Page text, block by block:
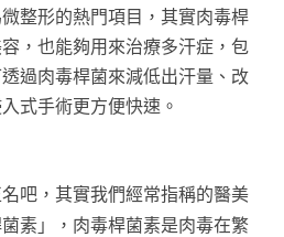
整形的熱門項目，其實肉毒桿
，也能夠用來治療多汗症，包
過肉毒桿菌來減低出汗量、改
式手術更方便快速。
吧，其實我們經常指稱的醫美
素」，肉毒桿菌素是肉毒在繁